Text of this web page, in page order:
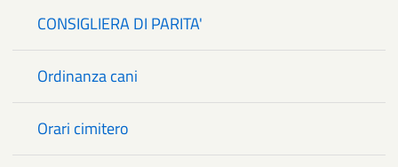
CONSIGLIERA DI PARITA'
Ordinanza cani
Orari cimitero